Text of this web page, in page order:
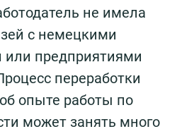
не имела
с немецкими
предприятиями
переработки
опыте работы по
может занять много